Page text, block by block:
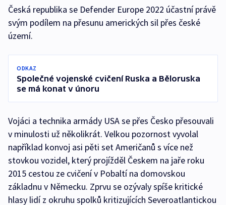
Česká republika se Defender Europe 2022 účastní právě
svým podílem na přesunu amerických sil přes české
území.
ODKAZ
Společné vojenské cvičení Ruska a Běloruska
se má konat v únoru
Vojáci a technika armády USA se přes Česko přesouvali
v minulosti už několikrát. Velkou pozornost vyvolal
například konvoj asi pěti set Američanů s více než
stovkou vozidel, který projížděl Českem na jaře roku
2015 cestou ze cvičení v Pobaltí na domovskou
základnu v Německu. Zprvu se ozývaly spíše kritické
hlasy lidí z okruhu spolků kritizujících Severoatlantickou